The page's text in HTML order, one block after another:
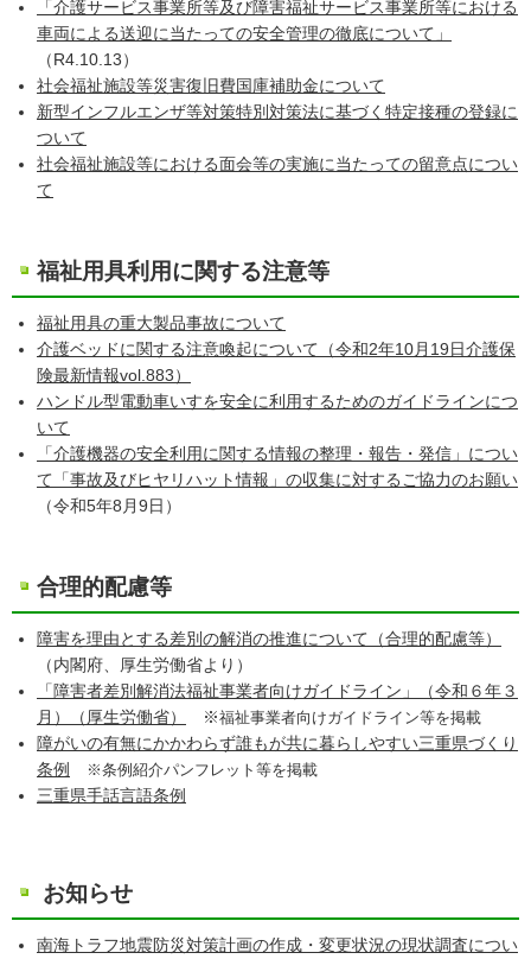
「介護サービス事業所等及び障害福祉サービス事業所等における
車両による送迎に当たっての安全管理の徹底について」
（R4.10.13）
社会福祉施設等災害復旧費国庫補助金について
新型インフルエンザ等対策特別対策法に基づく特定接種の登録に
ついて
社会福祉施設等における面会等の実施に当たっての留意点につい
て
福祉用具利用に関する注意等
福祉用具の重大製品事故について
介護ベッドに関する注意喚起について（令和2年10月19日介護保
険最新情報vol.883）
ハンドル型電動車いすを安全に利用するためのガイドラインにつ
いて
「介護機器の安全利用に関する情報の整理・報告・発信」につい
て「事故及びヒヤリハット情報」の収集に対するご協力のお願い
（令和5年8月9日）
合理的配慮等
障害を理由とする差別の解消の推進について（合理的配慮等）
（内閣府、厚生労働省より）
「障害者差別解消法福祉事業者向けガイドライン」（令和６年３
月）（厚生労働省）
※福祉事業者向けガイドライン等を掲載
障がいの有無にかかわらず誰もが共に暮らしやすい三重県づくり
条例
※条例紹介パンフレット等を掲載
三重県手話言語条例
お知らせ
南海トラフ地震防災対策計画の作成・変更状況の現状調査につい